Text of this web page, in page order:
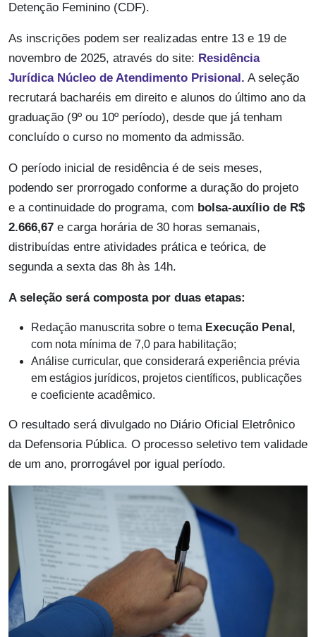
Detenção Feminino (CDF).
As inscrições podem ser realizadas entre 13 e 19 de
novembro de 2025, através do site: Residência
Jurídica Núcleo de Atendimento Prisional. A seleção
recrutará bacharéis em direito e alunos do último ano da
graduação (9º ou 10º período), desde que já tenham
concluído o curso no momento da admissão.
O período inicial de residência é de seis meses,
podendo ser prorrogado conforme a duração do projeto
e a continuidade do programa, com bolsa-auxílio de R$
2.666,67 e carga horária de 30 horas semanais,
distribuídas entre atividades prática e teórica, de
segunda a sexta das 8h às 14h.
A seleção será composta por duas etapas:
Redação manuscrita sobre o tema Execução Penal,
com nota mínima de 7,0 para habilitação;
Análise curricular, que considerará experiência prévia
em estágios jurídicos, projetos científicos, publicações
e coeficiente acadêmico.
O resultado será divulgado no Diário Oficial Eletrônico
da Defensoria Pública. O processo seletivo tem validade
de um ano, prorrogável por igual período.